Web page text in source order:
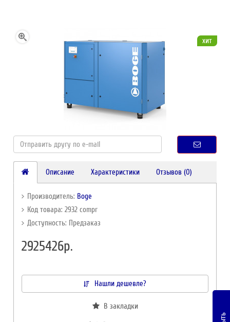
хит
Описание Характеристики Отзывов (0)
Производитель: Boge
Код товара: 2932 compr
Доступность: Предзаказ
2925426р.
Нашли дешевле?
В закладки